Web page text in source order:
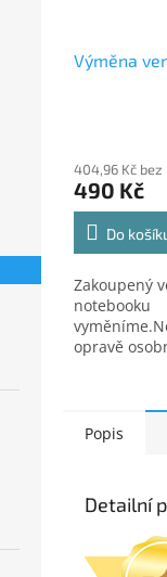
Výměna
404,96 Kč bez
490 Kč
Do
Zakoupený
notebooku
opravě
opravy si
vyzvednete.
Popis
Detailní